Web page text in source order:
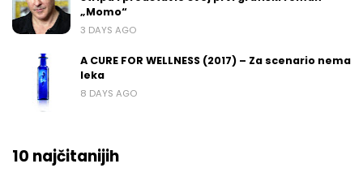
„Momo“
3 DAYS AGO
A CURE FOR WELLNESS (2017) – Za scenario nema
leka
8 DAYS AGO
10 najčitanijih